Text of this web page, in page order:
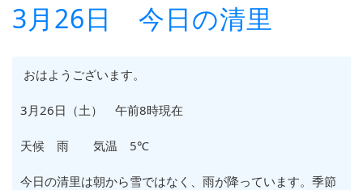
3月26日 今日の清里
おはようございます。
3月26日（土） 午前8時現在
天候 雨 気温 5℃
今日の清里は朝から雪ではなく、雨が降っています。季節